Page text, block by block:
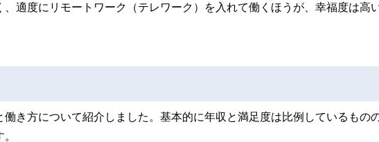
適度にリモートワーク（テレワーク）を入れて働くほうが、幸福度は高
き方について紹介しました。基本的に年収と満足度は比例しているもの